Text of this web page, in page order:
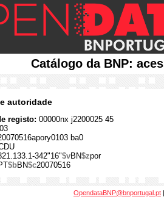
Catálogo da BNP:
autoridade
registo: 00000nx j2200025 45
ba0
342"16"$vBN$zpor
$bBN$c20070516
OpendataBNP@bnportugal.pt